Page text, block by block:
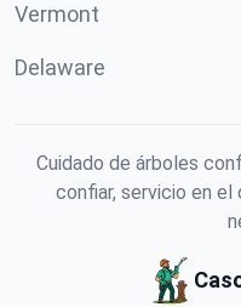
Vermont
Delaware
Cuidado de árboles
confiar, servicio en el